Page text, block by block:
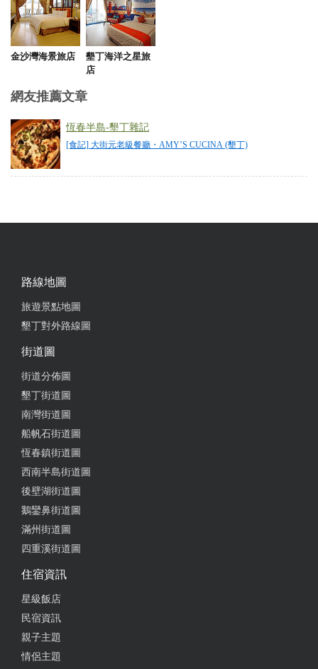
金沙灣海景旅店
墾丁海洋之星旅
店
網友推薦文章
恆春半島-墾丁雜記
[食記] 大街元老級餐廳・AMY’S CUCINA (墾丁)
路線地圖
旅遊景點地圖
墾丁對外路線圖
街道圖
街道分佈圖
墾丁街道圖
南灣街道圖
船帆石街道圖
恆春鎮街道圖
西南半島街道圖
後壁湖街道圖
鵝鑾鼻街道圖
滿州街道圖
四重溪街道圖
住宿資訊
星級飯店
民宿資訊
親子主題
情侶主題